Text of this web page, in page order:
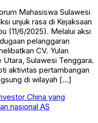
Mahasiswa Sulawesi
unjuk rasa di Kejaksaan
(11/6/2025). Melalui aksi
pelanggaran
CV. Yulan
Sulawesi Tenggara.
aktivitas pertambangan
di wilayah […]